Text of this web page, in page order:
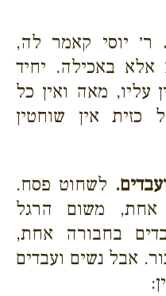
ר׳ יוסי קאמר לה,
באכילה. יחיד
עליו, מאה ואין כל
כזית אין שוחטין
לשחוט פסח.
אחת, משום הרגל
בחבורה אחת,
אבל נשים ועבדים